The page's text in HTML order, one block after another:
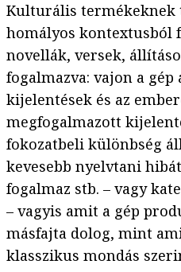
Kulturális termékeknek
homályos kontextusból
novellák, versek,
fogalmazva: vajon a
kijelentések és az
megfogalmazott
fokozatbeli különbség
kevesebb nyelvtani
fogalmaz stb. – vagy
– vagyis amit a gép
másfajta dolog, mint
klasszikus mondás